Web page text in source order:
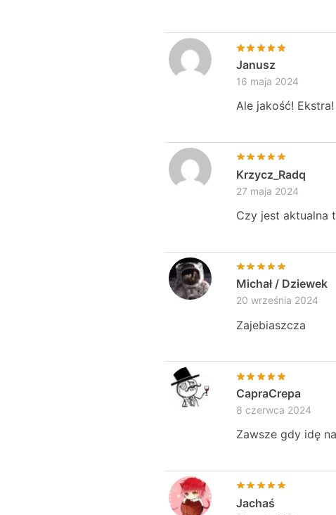
Janusz
16 maja 2024
Ale jakość!
Krzycz_Radq
27 maja 2024
Czy jest aktualna
Michał / Dziewek
20 września 2024
Zajebiaszcza
CapraCrepa
8 czerwca 2024
Zawsze gdy idę
Jachaś